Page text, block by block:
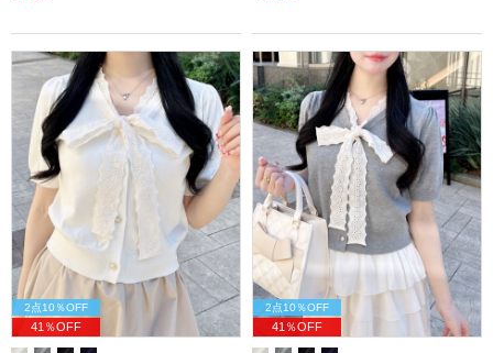
2点10％OFF
41％OFF
2点10％OFF
41％OFF